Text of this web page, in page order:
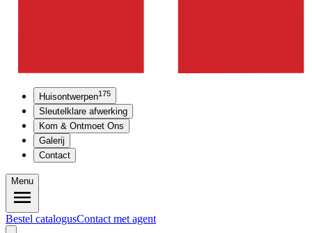
Huisontwerpen175
Sleutelklare afwerking
Kom & Ontmoet Ons
Galerij
Contact
Menu
Bestel catalogusContact met agent